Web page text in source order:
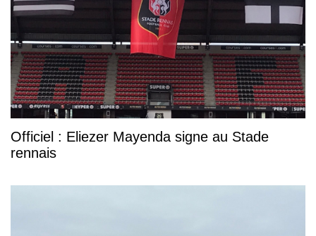
Officiel : Eliezer Mayenda signe au Stade
rennais